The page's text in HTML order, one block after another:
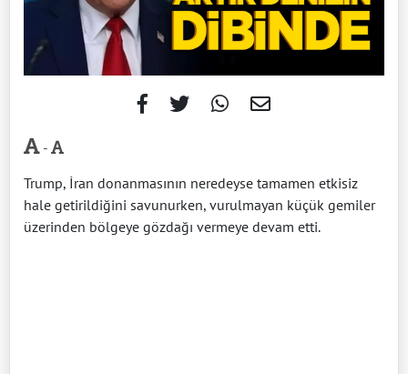
-
Trump, İran donanmasının neredeyse tamamen etkisiz
hale getirildiğini savunurken, vurulmayan küçük gemiler
üzerinden bölgeye gözdağı vermeye devam etti.